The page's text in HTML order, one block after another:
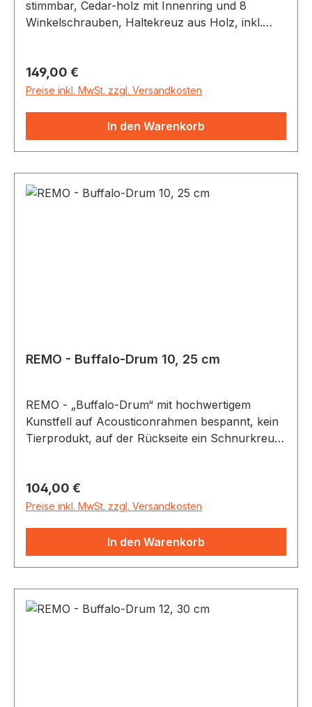
stimmbar, Cedar-holz mit Innenring und 8
Winkelschrauben, Haltekreuz aus Holz, inkl.
Regulärer Preis:
149,00 €
Preise inkl. MwSt. zzgl. Versandkosten
In den Warenkorb
REMO - Buffalo-Drum 10, 25 cm
REMO - „Buffalo-Drum“ mit hochwertigem
Kunstfell auf Acousticonrahmen bespannt, kein
Tierprodukt, auf der Rückseite ein Schnurkreuz
Wetter im Freien.
Regulärer Preis:
104,00 €
Preise inkl. MwSt. zzgl. Versandkosten
In den Warenkorb